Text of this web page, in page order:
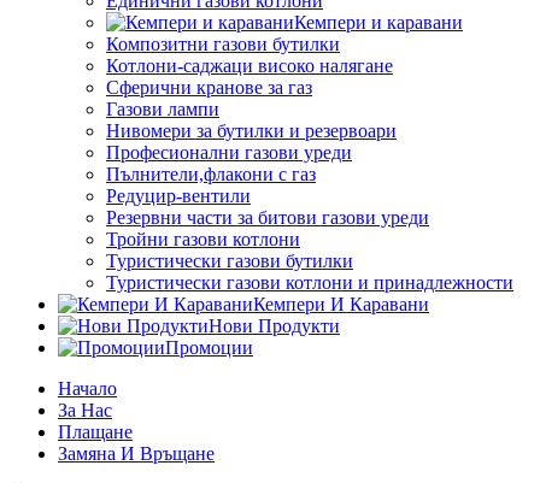
Кемпери и каравани
Композитни газови бутилки
Котлони-саджаци високо налягане
Сферични кранове за газ
Газови лампи
Нивомери за бутилки и резервоари
Професионални газови уреди
Пълнители,флакони с газ
Редуцир-вентили
Резервни части за битови газови уреди
Тройни газови котлони
Туристически газови бутилки
Туристически газови котлони и принадлежности
Кемпери И Каравани
Нови Продукти
Промоции
Начало
За Нас
Плащане
Замяна И Връщане